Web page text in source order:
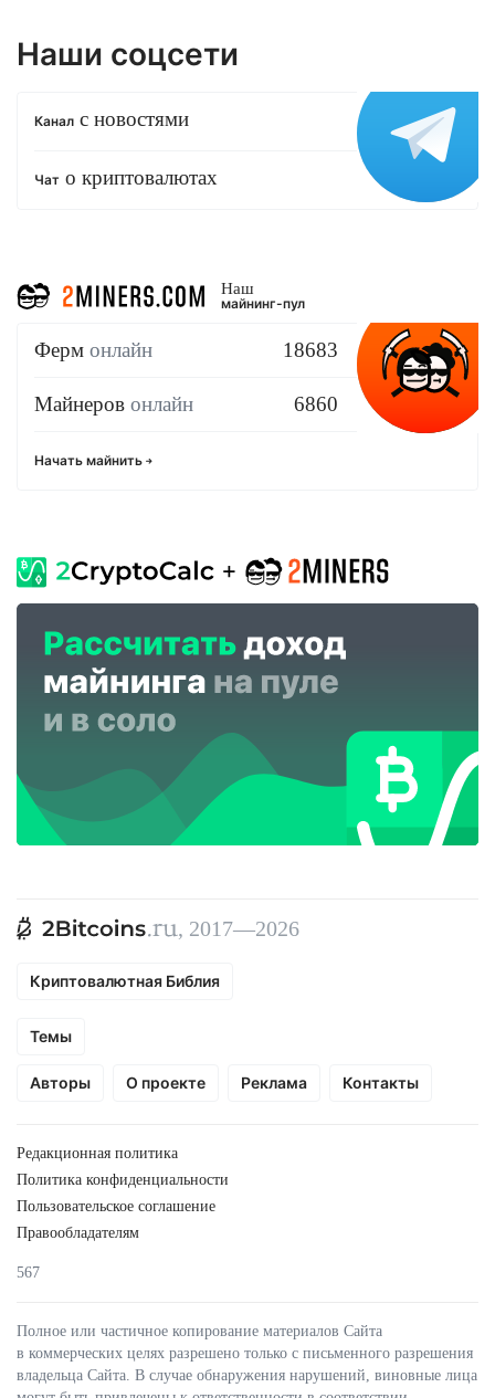
Наши соцсети
Канал с новостями
Чат о криптовалютах
Наш
майнинг-пул
Ферм онлайн 18683
Майнеров онлайн 6860
Начать майнить
, 2017—2026
Криптовалютная Библия
Темы
Авторы О проекте Реклама Контакты
Редакционная политика
Политика конфиденциальности
Пользовательское соглашение
Правообладателям
567
Полное или частичное копирование материалов Сайта
в коммерческих целях разрешено только с письменного разрешения
владельца Сайта. В случае обнаружения нарушений, виновные лица